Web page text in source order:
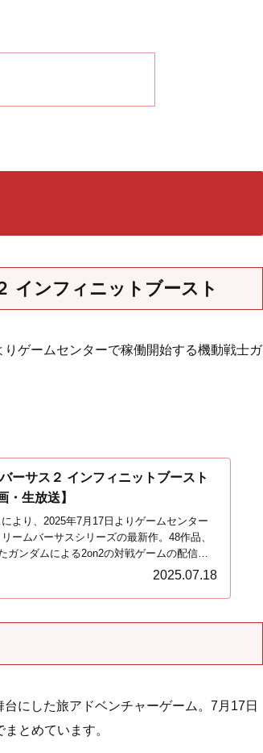
インフィニットブースト
ゲームセンターで稼働開始する機動戦士ガ
ーサス２ インフィニットブースト
・生放送】
より、2025年7月17日よりゲームセンター
ームバーサスシリーズの最新作。48作品、
ンダムによる2on2の対戦ゲームの配信ガ
2025.07.18
にした旅アドベンチャーゲーム。7月17日
とめています。